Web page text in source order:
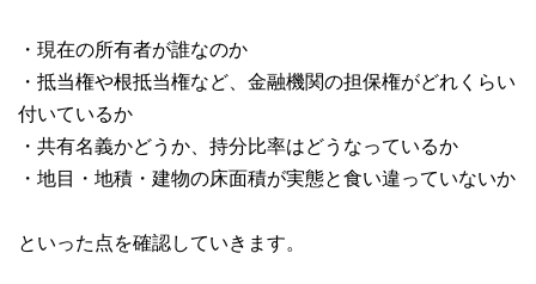
・現在の所有者が誰なのか
・抵当権や根抵当権など、金融機関の担保権がどれくらい
付いているか
・共有名義かどうか、持分比率はどうなっているか
・地目・地積・建物の床面積が実態と食い違っていないか
といった点を確認していきます。